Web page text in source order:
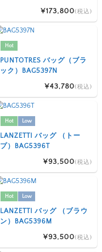
¥173,800(税込)
Hot
PUNTOTRES バッグ（ブラ
ック）BAG5397N
¥43,780(税込)
Hot Low
LANZETTI バッグ （トー
プ）BAG5396T
¥93,500(税込)
Hot Low
LANZETTI バッグ （ブラウ
ン）BAG5396M
¥93,500(税込)